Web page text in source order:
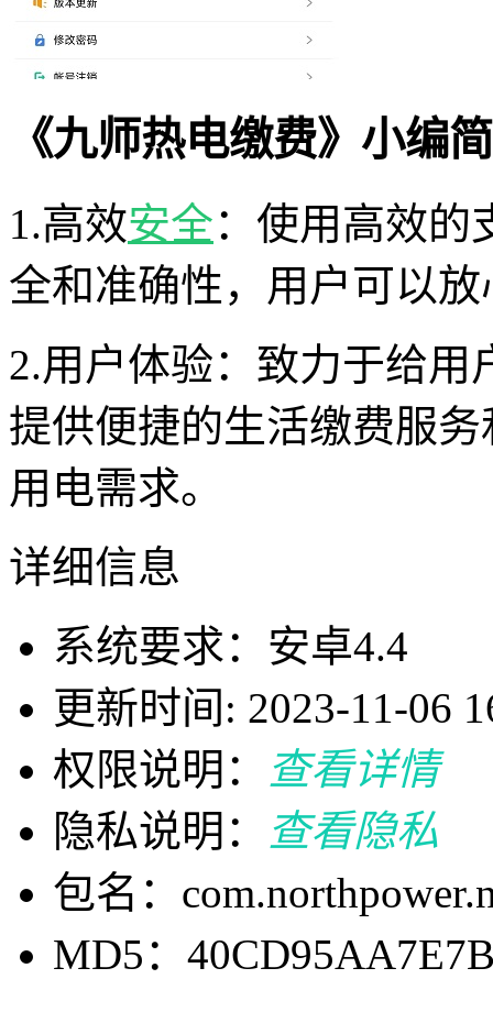
《九师热电缴费》小编
1.高效安全：使用高效的
全和准确性，用户可以
2.用户体验：致力于给
提供便捷的生活缴费服
用电需求。
详细信息
系统要求：安卓4.4
更新时间: 2023-11-06
权限说明：
查看详情
隐私说明：
查看隐私
包名：
MD5：